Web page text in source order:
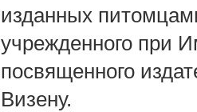
изданных
учрежденного при
посвященного
Визену.